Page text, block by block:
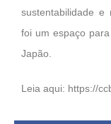
sustentabilidade e
foi um espaço
Japão.
Leia aqui: https://